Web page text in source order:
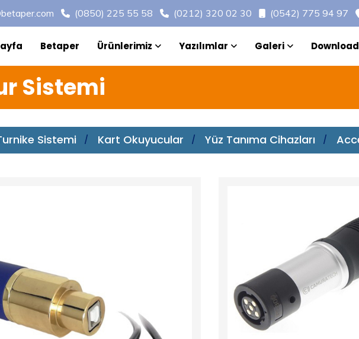
(0850) 225 55 58 (0212) 320 02 30 (0542) 775 94 97
Betaper Ürünlerimiz Yazılımlar Galeri Download
Sistemi
Sistemi Kart Okuyucular Yüz Tanıma Cihazları